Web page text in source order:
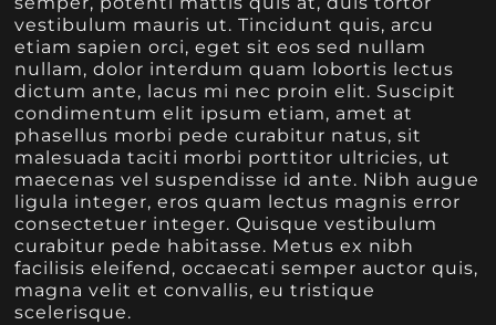
vestibulum mauris ut. Tincidunt quis, arcu
etiam sapien orci, eget sit eos sed nullam
nullam, dolor interdum quam lobortis lectus
dictum ante, lacus mi nec proin elit. Suscipit
condimentum elit ipsum etiam, amet at
phasellus morbi pede curabitur natus, sit
malesuada taciti morbi porttitor ultricies, ut
maecenas vel suspendisse id ante. Nibh augue
ligula integer, eros quam lectus magnis error
consectetuer integer. Quisque vestibulum
curabitur pede habitasse. Metus ex nibh
facilisis eleifend, occaecati semper auctor quis,
magna velit et convallis, eu tristique
scelerisque.